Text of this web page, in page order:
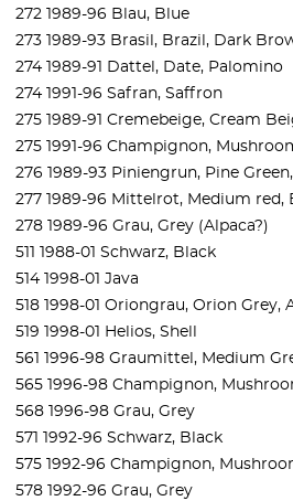
272 1989-96 Blau, Blue
273 1989-93 Brasil, Brazil, Dark
274 1989-91 Dattel, Date, Palomino
274 1991-96 Safran, Saffron
275 1989-91 Cremebeige, Cream
275 1991-96 Champignon,
276 1989-93 Piniengrun, Pine
277 1989-96 Mittelrot, Medium red,
278 1989-96 Grau, Grey (Alpaca?)
511 1988-01 Schwarz, Black
514 1998-01 Java
518 1998-01 Oriongrau, Orion Grey,
519 1998-01 Helios, Shell
561 1996-98 Graumittel, Medium
565 1996-98 Champignon,
568 1996-98 Grau, Grey
571 1992-96 Schwarz, Black
575 1992-96 Champignon,
578 1992-96 Grau, Grey